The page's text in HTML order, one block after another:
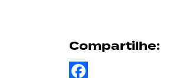
Compartilhe: